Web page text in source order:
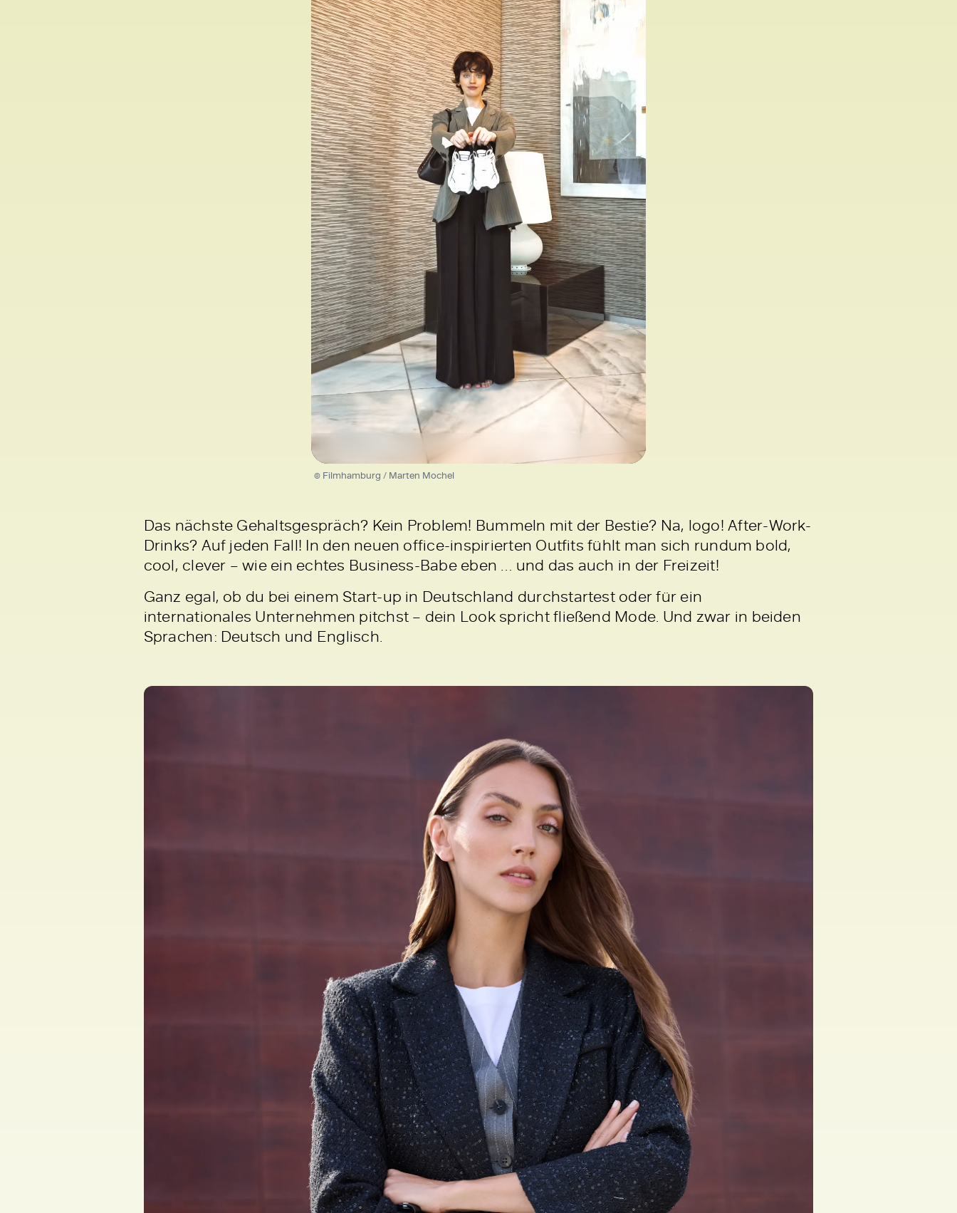
Loaded
© Filmhamburg / Marten Mochel
Das nächste Gehaltsgespräch? Kein Problem! Bummeln mit der Bestie? Na, logo! After-Work-
Drinks? Auf jeden Fall! In den neuen office-inspirierten Outfits fühlt man sich rundum bold,
cool, clever – wie ein echtes Business-Babe eben … und das auch in der Freizeit!
Ganz egal, ob du bei einem Start-up in Deutschland durchstartest oder für ein
internationales Unternehmen pitchst – dein Look spricht fließend Mode. Und zwar in beiden
Sprachen: Deutsch und Englisch.